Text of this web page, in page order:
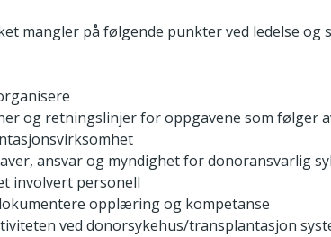
mangler på følgende punkter ved ledelse og
og retningslinjer for oppgavene som følger
ansvar og myndighet for donoransvarlig
involvert personell
opplæring og kompetanse
ved donorsykehus/transplantasjon